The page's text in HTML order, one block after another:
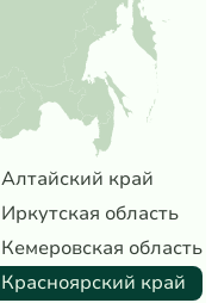
Алтайский край
Иркутская область
Кемеровская область
Красноярский край